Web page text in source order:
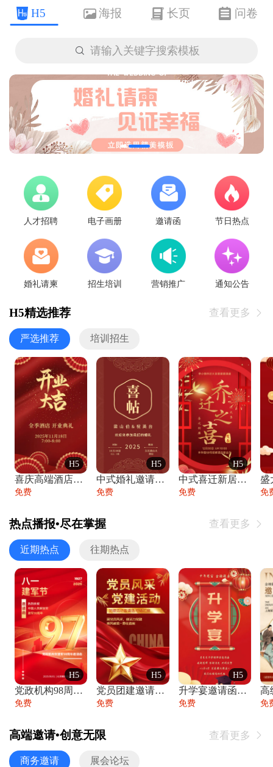
H5 海报 长页 问卷
 请输入关键字搜索模板
人才招聘 电子画册 邀请函 节日热点
婚礼请柬 招生培训 营销推广 通知公告
H5精选推荐 查看更多 
严选推荐 培训招生
H5
喜庆高端酒店开业大吉邀请函
免费
H5
中式婚礼邀请函中国风传统复古婚礼请柬请帖
免费
H5
中式喜迁新居乔迁之喜邀请函宴会请帖
免费 免
热点播报•尽在掌握 查看更多 
近期热点 往期热点
H5
党政机构98周年八一建军节庆祝晚会活动邀
免费
H5
党员团建邀请函党建活动风采党会工作汇报总
免费
H5
升学宴邀请函喜报金榜题名高端谢师宴邀请函
免费 免
高端邀请•创意无限 查看更多 
商务邀请 展会论坛